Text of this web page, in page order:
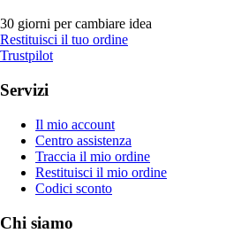
30 giorni per cambiare idea
Restituisci il tuo ordine
Trustpilot
Servizi
Il mio account
Centro assistenza
Traccia il mio ordine
Restituisci il mio ordine
Codici sconto
Chi siamo